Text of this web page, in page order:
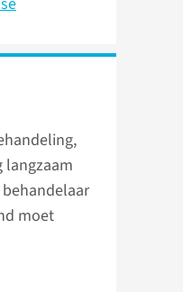
langzaam
moet